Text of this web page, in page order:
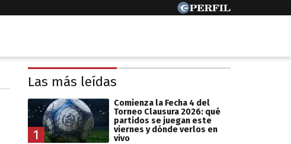
Las más leídas
1
Comienza la Fecha 4 del
Torneo Clausura 2026: qué
partidos se juegan este
viernes y dónde verlos en
vivo